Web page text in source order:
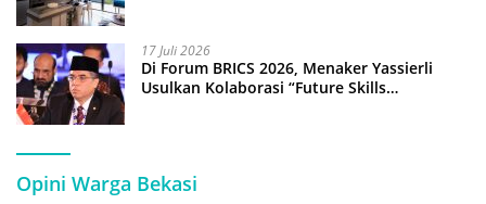
17 Juli 2026
Di Forum BRICS 2026, Menaker Yassierli
Usulkan Kolaborasi “Future Skills
Opini Warga Bekasi